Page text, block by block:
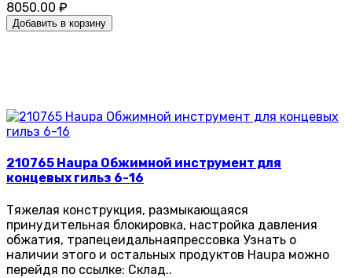
8050.00 ₽
Добавить в корзину
210765 Haupa Обжимной инструмент для
концевых гильз 6-16
Тяжелая конструкция, размыкающаяся
принудительная блокировка, настройка давления
обжатия, трапецеидальнаяпрессовка Узнать о
наличии этого и остальных продуктов Haupa можно
перейдя по ссылке: Склад..